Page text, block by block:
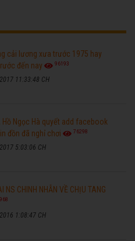
cải lương xưa trước 1975 hay
đến nay
96193
11:33:48 CH
Hồ Ngọc Hà quyết add facebook
đồn đã nghỉ chơi
76298
5:03:06 CH
NS CHINH NHẪN VỀ CHỊU TANG
1:08:47 CH